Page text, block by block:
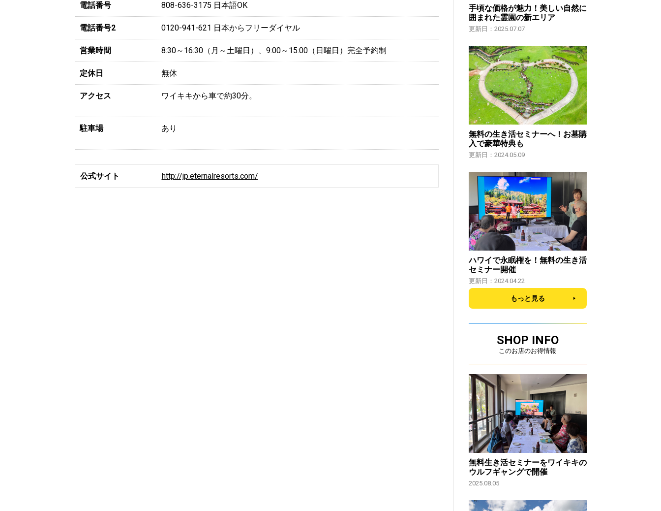
電話番号 808-636-3175 日本語OK
電話番号2 0120-941-621 日本からフリーダイヤル
営業時間 8:30～16:30（月～土曜日）、9:00～15:00（日曜日）完全予約制
定休日 無休
アクセス ワイキキから車で約30分。
駐車場 あり
公式サイト http://jp.eternalresorts.com/
手頃な価格が魅力！美しい自然に
囲まれた霊園の新エリア
更新日：2025.07.07
無料の生き活セミナーへ！お墓購
入で豪華特典も
更新日：2024.05.09
ハワイで永眠権を！無料の生き活
セミナー開催
更新日：2024.04.22
もっと見る
SHOP INFO
このお店のお得情報
無料生き活セミナーをワイキキの
ウルフギャングで開催
2025.08.05